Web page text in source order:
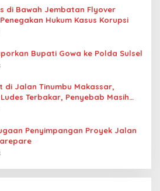
di Bawah Jembatan Flyover
Hukum Kasus Korupsi
Bupati Gowa ke Polda Sulsel
di Jalan Tinumbu Makassar,
Terbakar, Penyebab Masih
Penyimpangan Proyek Jalan